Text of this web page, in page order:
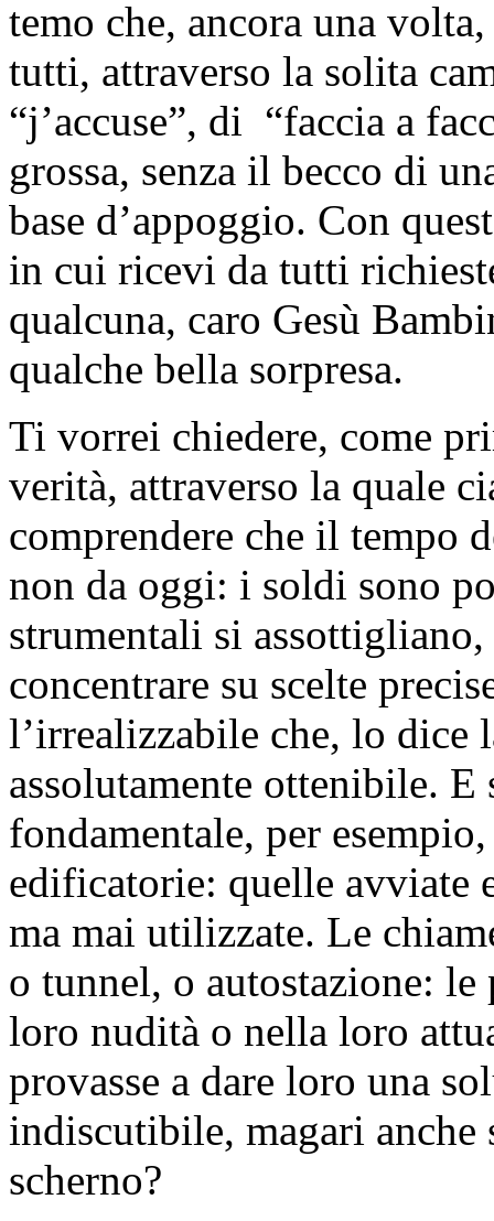
temo che, ancora una
tutti, attraverso la solita
“j’accuse”, di “faccia a
grossa, senza il becco di
base d’appoggio. Con
in cui ricevi da tutti
qualcuna, caro Gesù
qualche bella sorpresa.
Ti vorrei chiedere, come
verità, attraverso la quale
comprendere che il tempo
non da oggi: i soldi sono
strumentali si
concentrare su scelte
l’irrealizzabile che, lo dice
assolutamente ottenibile. E
fondamentale, per
edificatorie: quelle avviate
ma mai utilizzate. Le
o tunnel, o autostazione: le
loro nudità o nella loro
provasse a dare loro una
indiscutibile, magari anche
scherno?